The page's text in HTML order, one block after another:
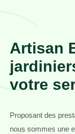
Artisan
votre
Proposant des
nous sommes une